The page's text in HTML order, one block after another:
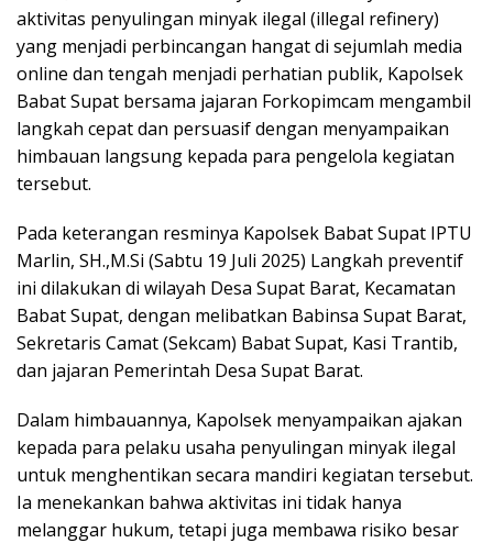
aktivitas penyulingan minyak ilegal (illegal refinery)
yang menjadi perbincangan hangat di sejumlah media
online dan tengah menjadi perhatian publik, Kapolsek
Babat Supat bersama jajaran Forkopimcam mengambil
langkah cepat dan persuasif dengan menyampaikan
himbauan langsung kepada para pengelola kegiatan
tersebut.
Pada keterangan resminya Kapolsek Babat Supat IPTU
Marlin, SH.,M.Si (Sabtu 19 Juli 2025) Langkah preventif
ini dilakukan di wilayah Desa Supat Barat, Kecamatan
Babat Supat, dengan melibatkan Babinsa Supat Barat,
Sekretaris Camat (Sekcam) Babat Supat, Kasi Trantib,
dan jajaran Pemerintah Desa Supat Barat.
Dalam himbauannya, Kapolsek menyampaikan ajakan
kepada para pelaku usaha penyulingan minyak ilegal
untuk menghentikan secara mandiri kegiatan tersebut.
Ia menekankan bahwa aktivitas ini tidak hanya
melanggar hukum, tetapi juga membawa risiko besar